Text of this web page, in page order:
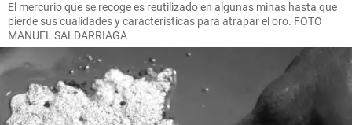
El mercurio que se recoge es reutilizado en algunas minas hasta que
pierde sus cualidades y características para atrapar el oro. FOTO
MANUEL SALDARRIAGA